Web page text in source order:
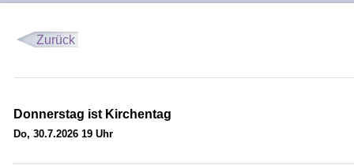
Zurück
Donnerstag ist Kirchentag
Do, 30.7.2026 19 Uhr